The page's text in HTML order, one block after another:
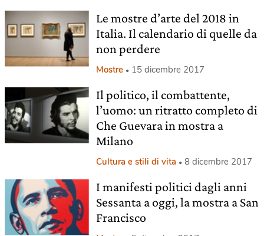
Le mostre d’arte del 2018 in
Italia. Il calendario di quelle da
non perdere
Mostre 15 dicembre 2017
Il politico, il combattente,
l’uomo: un ritratto completo di
Che Guevara in mostra a
Milano
Cultura e stili di vita 8 dicembre 2017
I manifesti politici dagli anni
Sessanta a oggi, la mostra a San
Francisco